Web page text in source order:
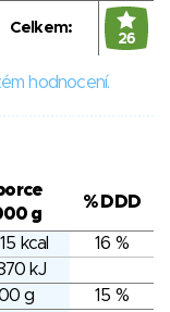
Celkem:
26
hodnocení.
g
% DDD
kcal
16 %
kJ
g
15 %